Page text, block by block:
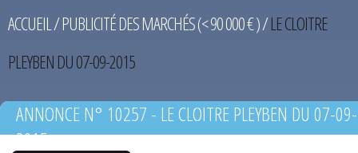
ACCUEIL/PUBLICITÉ DES MARCHÉS (< 90 000 € )/LE CLOITRE
PLEYBEN DU 07-09-2015
ANNONCE N° 10257 - LE CLOITRE PLEYBEN DU 07-09-
2015